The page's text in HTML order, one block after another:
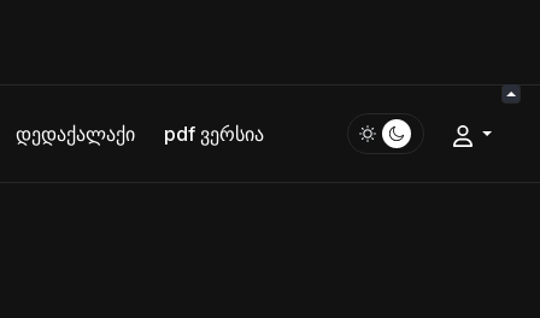
დედაქალაქი pdf ვერსია